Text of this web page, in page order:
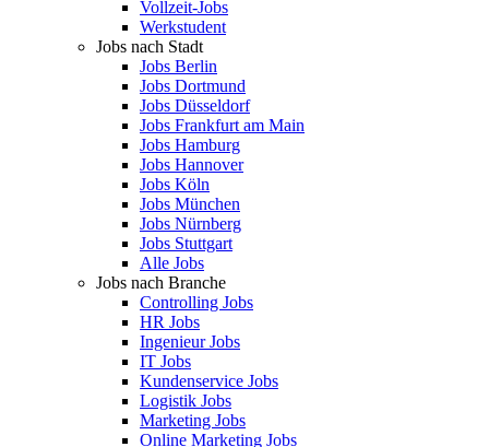
Vollzeit-Jobs
Werkstudent
Jobs nach Stadt
Jobs Berlin
Jobs Dortmund
Jobs Düsseldorf
Jobs Frankfurt am Main
Jobs Hamburg
Jobs Hannover
Jobs Köln
Jobs München
Jobs Nürnberg
Jobs Stuttgart
Alle Jobs
Jobs nach Branche
Controlling Jobs
HR Jobs
Ingenieur Jobs
IT Jobs
Kundenservice Jobs
Logistik Jobs
Marketing Jobs
Online Marketing Jobs